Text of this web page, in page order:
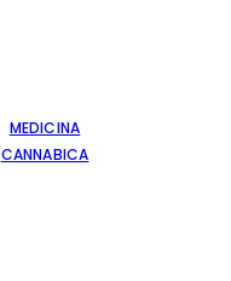
MEDICINA
CANNABICA